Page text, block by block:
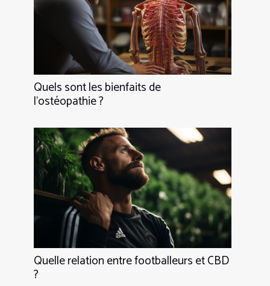
Quels sont les bienfaits de
l’ostéopathie ?
Quelle relation entre footballeurs et CBD
?